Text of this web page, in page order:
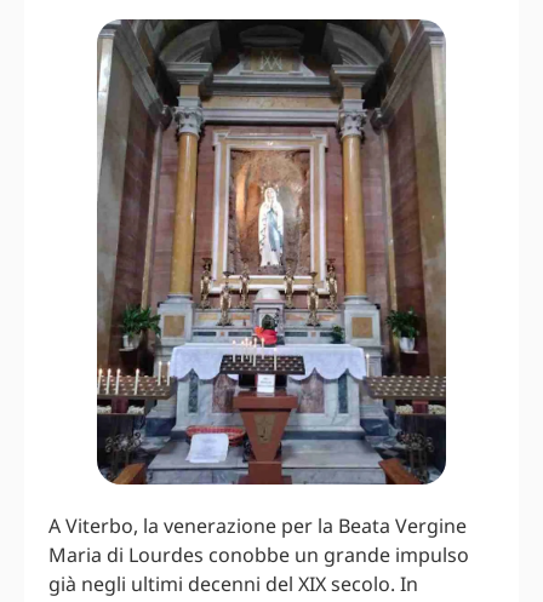
A Viterbo, la venerazione per la Beata Vergine
Maria di Lourdes conobbe un grande impulso
già negli ultimi decenni del XIX secolo. In